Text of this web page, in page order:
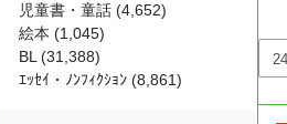
児童書・童話 (4,652)
絵本 (1,045)
BL (31,388)
ｴｯｾｲ・ﾉﾝﾌｨｸｼｮﾝ (8,861)